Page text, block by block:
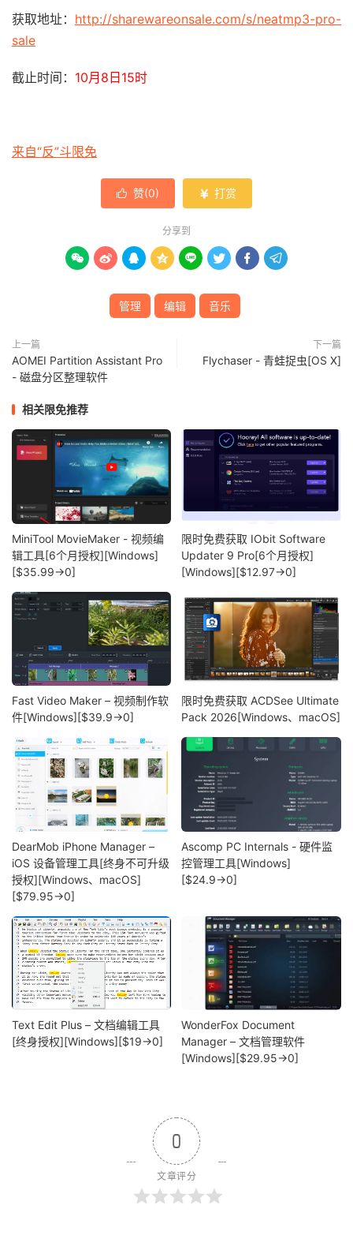
获取地址： http://sharewareonsale.com/s/neatmp3-pro-
sale
截止时间： 10月8日15时
来自“反”斗限免
 赞(0)  打赏
分享到
       
管理 编辑 音乐
上一篇
AOMEI Partition Assistant Pro
- 磁盘分区整理软件
下一篇
Flychaser - 青蛙捉虫[OS X]
相关限免推荐
MiniTool MovieMaker - 视频编
辑工具[6个月授权][Windows]
[$35.99→0]
限时免费获取 IObit Software
Updater 9 Pro[6个月授权]
[Windows][$12.97→0]
Fast Video Maker – 视频制作软
件[Windows][$39.9→0]
限时免费获取 ACDSee Ultimate
Pack 2026[Windows、macOS]
DearMob iPhone Manager –
iOS 设备管理工具[终身不可升级
授权][Windows、macOS]
[$79.95→0]
Ascomp PC Internals - 硬件监
控管理工具[Windows]
[$24.9→0]
Text Edit Plus – 文档编辑工具
[终身授权][Windows][$19→0]
WonderFox Document
Manager – 文档管理软件
[Windows][$29.95→0]
0
文章评分